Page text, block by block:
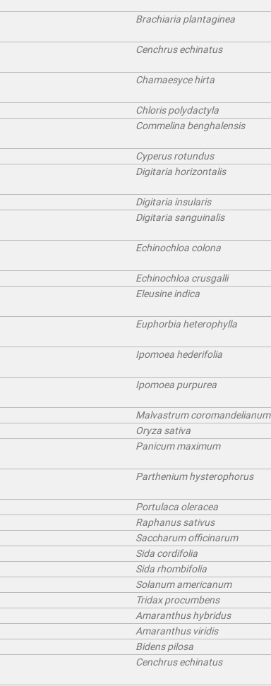
Brachiaria plantaginea
Cenchrus echinatus
Chamaesyce hirta
Chloris polydactyla
Commelina benghalensis
Cyperus rotundus
Digitaria horizontalis
Digitaria insularis
Digitaria sanguinalis
Echinochloa colona
Echinochloa crusgalli
Eleusine indica
Euphorbia heterophylla
Ipomoea hederifolia
Ipomoea purpurea
Malvastrum coromandelianum
Oryza sativa
Panicum maximum
Parthenium hysterophorus
Portulaca oleracea
Raphanus sativus
Saccharum officinarum
Sida cordifolia
Sida rhombifolia
Solanum americanum
Tridax procumbens
Amaranthus hybridus
Amaranthus viridis
Bidens pilosa
Cenchrus echinatus